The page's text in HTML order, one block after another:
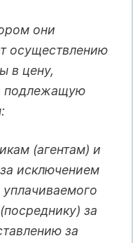
они
осуществлению
в цену,
подлежащую
(агентам) и
исключением
уплачиваемого
за
за